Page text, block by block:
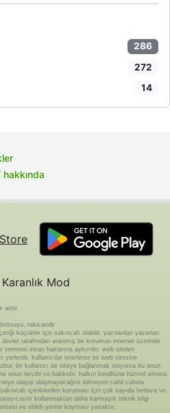
286
272
14
hakkında
Karanlık Mod
aittir.
rakicandir
küçükler için sakıncalı olabilir. yazılardan yazarları
tarafından atanmış bir kurumun internet üzerinde
insan haklarına aykırıdır. web siteleri
yerlerdir. kullanıcılar isterlerse bir web sitesine
bir kullanıcı bir siteye bağlanmak istiyorsa bu onun
onun tercihi ve hakkıdır. halkın kendisine hizmet etmesi
ulaşıp ulaşmayacağını bilmeyen cahil cühela
içeriklerden koruması için çok sayıda bedava ve
kullanmaktan daha karmaşık teknik bilgi
ve ebleh yerine koyması yasaktır.